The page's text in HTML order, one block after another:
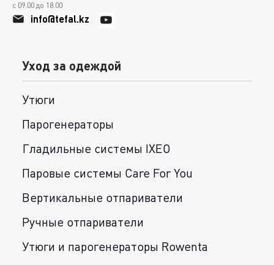
с 09.00 до 18.00
info@tefal.kz
Уход за одеждой
Утюги
Парогенераторы
Гладильные системы IXEO
Паровые системы Care For You
Вертикальные отпариватели
Ручные отпариватели
Утюги и парогенераторы Rowenta